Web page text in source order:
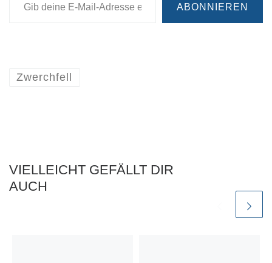
ABONNIEREN
Zwerchfell
VIELLEICHT GEFÄLLT DIR
AUCH